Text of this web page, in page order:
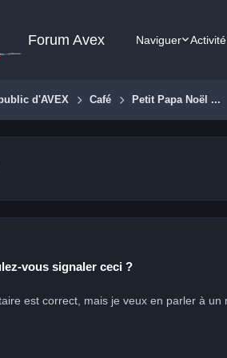
Forum Avex Naviguer Activité
d'AVEX Café Petit Papa Noël ...
vous signaler ceci ?